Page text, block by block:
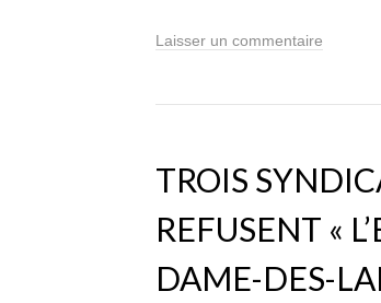
Laisser un commentaire
TROIS
REFUSENT «
DAME-DES-